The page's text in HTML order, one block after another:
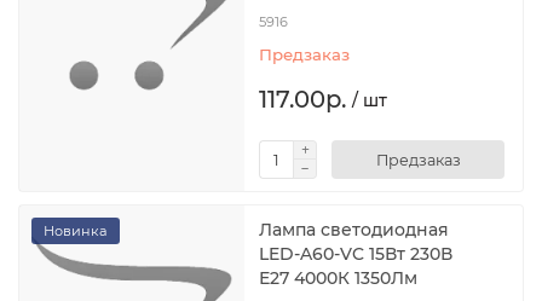
5916
Предзаказ
117.00р. / шт
Предзаказ
Новинка
Лампа светодиодная
LED-A60-VC 15Вт 230В
Е27 4000К 1350Лм